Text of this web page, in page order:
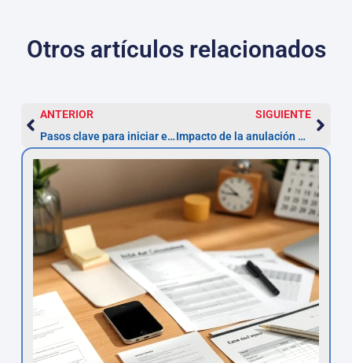
Otros artículos relacionados
ANTERIOR
Pasos clave para iniciar el proceso de devolución de multas ZBE
SIGUIENTE
Impacto de la anulación de la ZBE en las multas impuestas: acciones a seguir